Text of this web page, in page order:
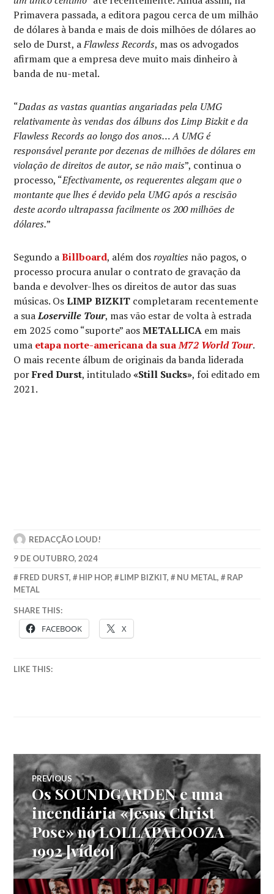
Primavera passada, a editora pagou cerca de um milhão
de dólares à banda e mais de dois milhões de dólares ao
selo de Durst, aFlawless Records, mas os advogados
afirmam que a empresa deve muito mais dinheiro à
banda de nu-metal.
“Dadas as vastas quantias angariadas pela UMG
relativamente às vendas dos álbuns dos Limp Bizkit e da
Flawless Records ao longo dos anos… A UMG é
responsável perante por dezenas de milhões de dólares em
violação de direitos de autor, se não mais”, continua o
processo, “Efectivamente, os requerentes alegam que o
montante que lhes é devido pela UMG após a rescisão
deste acordo ultrapassa facilmente os 200 milhões de
dólares.”
Segundo aBillboard, além dosroyalties não pagos, o
processo procura anular o contrato de gravação da
banda e devolver-lhes os direitos de autor das suas
músicas. OsLIMP BIZKIT completaram recentemente
a suaLoserville Tour, mas vão estar de volta à estrada
em 2025 como “suporte” aosMETALLICA em mais
uma etapa norte-americana da suaM72 World Tour.
O mais recente álbum de originais da banda liderada
porFred Durst, intitulado«Still Sucks», foi editado em
2021.
REDACÇÃO LOUD!
9 DE OUTUBRO, 2024
FRED DURST, HIP HOP, LIMP BIZKIT, NU METAL,
RAP
METAL
SHARE THIS:
FACEBOOK X
LIKE THIS:
Navegação
de
artigos
PREVIOUS
Previous
post:
Os SOUNDGARDEN e uma
incendiária «Jesus Christ
Pose» no LOLLAPALOOZA
1992 [vídeo]